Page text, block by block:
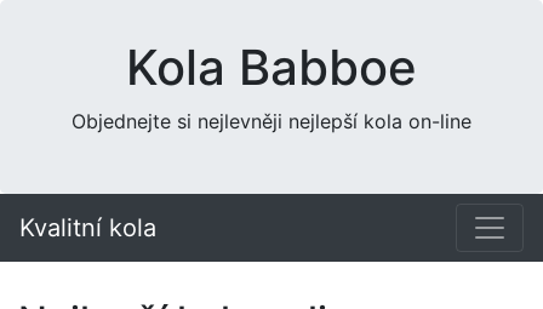
Kola Babboe
Objednejte si nejlevněji nejlepší kola on-line
Kvalitní kola